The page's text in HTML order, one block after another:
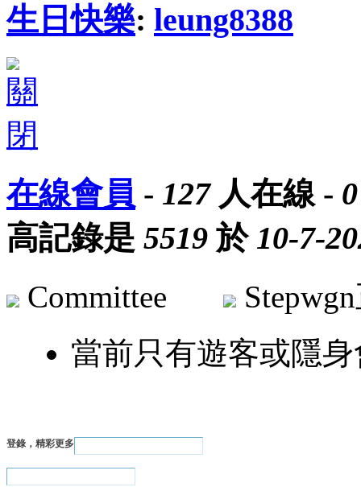
生日快樂: leung8388
在線會員 - 127人在線 - 0
高記錄是 5519 於 10-7-
Committee
當前只有遊客或隱
登錄，精彩更多